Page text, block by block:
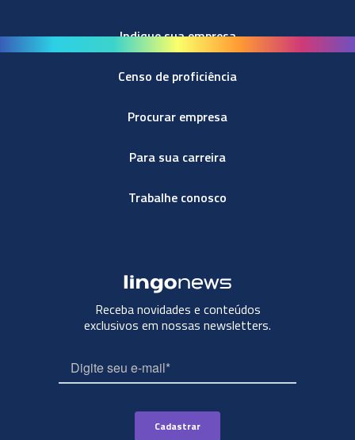
Indique sua empresa
Censo de proficiência
Procurar empresa
Para sua carreira
Trabalhe conosco
Receba novidades e conteúdos
exclusivos em nossas newsletters.